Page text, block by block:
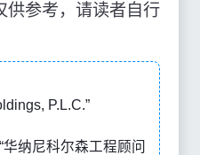
供参考，请读者自行
P.L.C.”
纳尼科尔森工程顾问